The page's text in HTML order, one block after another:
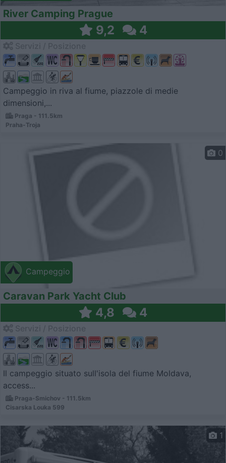
River Camping Prague
9,2 4
Campeggio in riva al fiume, piazzole di medie
dimensioni,...
Praga - 111.5km
Praha-Troja
Campeggio
0
Caravan Park Yacht Club
4,8 4
Il campeggio situato sull'isola del fiume Moldava,
access...
Praga-Smichov - 111.5km
Cisarska Louka 599
1